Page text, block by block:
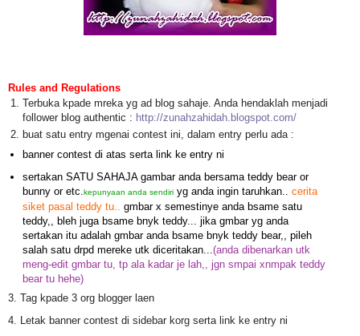
Rules and Regulations
Terbuka kpade mreka yg ad blog sahaje. Anda hendaklah menjadi
follower blog authentic : http://zunahzahidah.blogspot.com/
buat satu entry mgenai contest ini, dalam entry perlu ada :
banner contest di atas serta link ke entry ni
sertakan SATU SAHAJA gambar anda bersama teddy bear or
bunny or etc.kepunyaan anda sendiri yg anda ingin taruhkan..cerita
siket pasal teddy tu..
gmbar x semestinye anda bsame satu
teddy,, bleh juga bsame bnyk teddy... jika gmbar yg anda
sertakan itu adalah gmbar anda bsame bnyk teddy bear,, pileh
salah satu drpd mereke utk diceritakan...(anda dibenarkan utk
meng-edit gmbar tu, tp ala kadar je lah,, jgn smpai xnmpak teddy
bear tu hehe)
3. Tag kpade 3 org blogger laen
4. Letak banner contest di sidebar korg serta link ke entry ni